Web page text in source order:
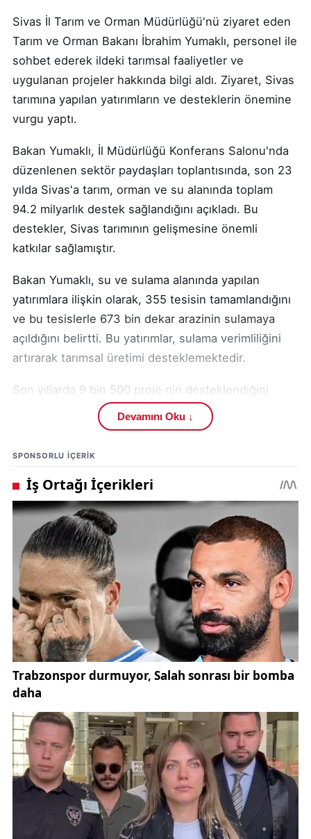
Sivas İl Tarım ve Orman Müdürlüğü'nü ziyaret eden
Tarım ve Orman Bakanı İbrahim Yumaklı, personel ile
sohbet ederek ildeki tarımsal faaliyetler ve
uygulanan projeler hakkında bilgi aldı. Ziyaret, Sivas
tarımına yapılan yatırımların ve desteklerin önemine
vurgu yaptı.
Bakan Yumaklı, İl Müdürlüğü Konferans Salonu'nda
düzenlenen sektör paydaşları toplantısında, son 23
yılda Sivas'a tarım, orman ve su alanında toplam
94.2 milyarlık destek sağlandığını açıkladı. Bu
destekler, Sivas tarımının gelişmesine önemli
katkılar sağlamıştır.
Bakan Yumaklı, su ve sulama alanında yapılan
yatırımlara ilişkin olarak, 355 tesisin tamamlandığını
ve bu tesislerle 673 bin dekar arazinin sulamaya
açıldığını belirtti. Bu yatırımlar, sulama verimliliğini
artırarak tarımsal üretimi desteklemektedir.
Son yıllarda 9 bin 500 proje nin desteklendiğini
vurgulayan Bakan Yumaklı, 730 bin dekar alanda
mera ıslahı çalışmalarının yapıldığını ifade etti. Bu
çalışmalar, hayvancılığın sürdürülebilirliğini artırmayı
amaçlamaktadır.
Bakan Yumaklı, tüm çalışmaların Sivas'a hayırlı
uğurlu olmasını dileyerek, ildeki tarım potansiyelinin
daha da geliştirilmesi için çabaların devam edeceğini
belirtti. Yapılan yatırımlar , Sivas tarımının
geleceğine yönelik umut verici bir tablo çizmektedir.
Ziyaret, Bakan Yumaklı'nın İl Müdürlüğü personeli ile
çekilen hatıra fotoğrafı ile sona erdi. İl Tarım ve
Orman Müdürlüğü, nazik ziyaretleri ve değerli
katkılarından dolayı Bakan Yumaklı'ya teşekkür etti.
Devamını Oku ↓
SPONSORLU IÇERIK